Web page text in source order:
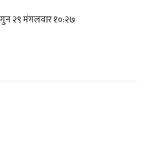
२९ मंगलवार १०:२७